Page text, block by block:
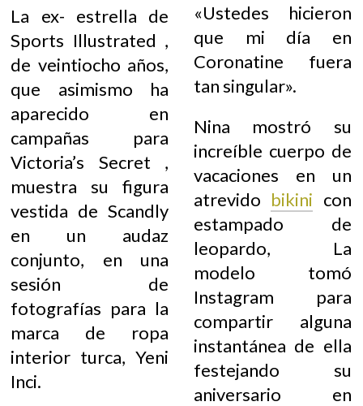
La ex- estrella de
Sports Illustrated ,
de veintiocho años,
que asimismo ha
aparecido en
campañas para
Victoria’s Secret ,
muestra su figura
vestida de Scandly
en un audaz
conjunto, en una
sesión de
fotografías para la
marca de ropa
interior turca, Yeni
Inci.
«Ustedes hicieron
que mi día en
Coronatine fuera
tan singular».
Nina mostró su
increíble cuerpo de
vacaciones en un
atrevido bikini con
estampado de
leopardo, La
modelo tomó
Instagram para
compartir alguna
instantánea de ella
festejando su
aniversario en